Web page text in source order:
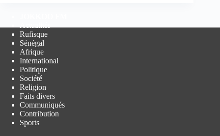
Rufisque
Sénégal
Afrique
International
Politique
Société
Religion
Faits divers
Communiqués
Contribution
Sports